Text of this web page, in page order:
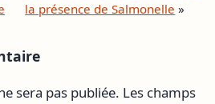
la présence de Salmonelle »
sera pas publiée. Les champs